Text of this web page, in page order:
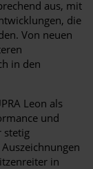
aus, mit
die
Von neuen
in den
Leon als
und
stetig
in